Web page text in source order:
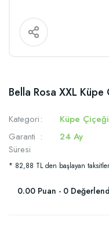
Bella Rosa XXL
Kategori
Küpe
Garanti
Süresi
24 Ay
* 82,88 TL den başlayan
0.00 Puan - 0